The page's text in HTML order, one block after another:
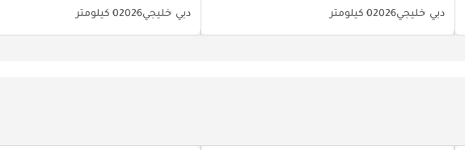
دبي خليجي20260 كيلومتر دبي خليجي20260 كيلومتر